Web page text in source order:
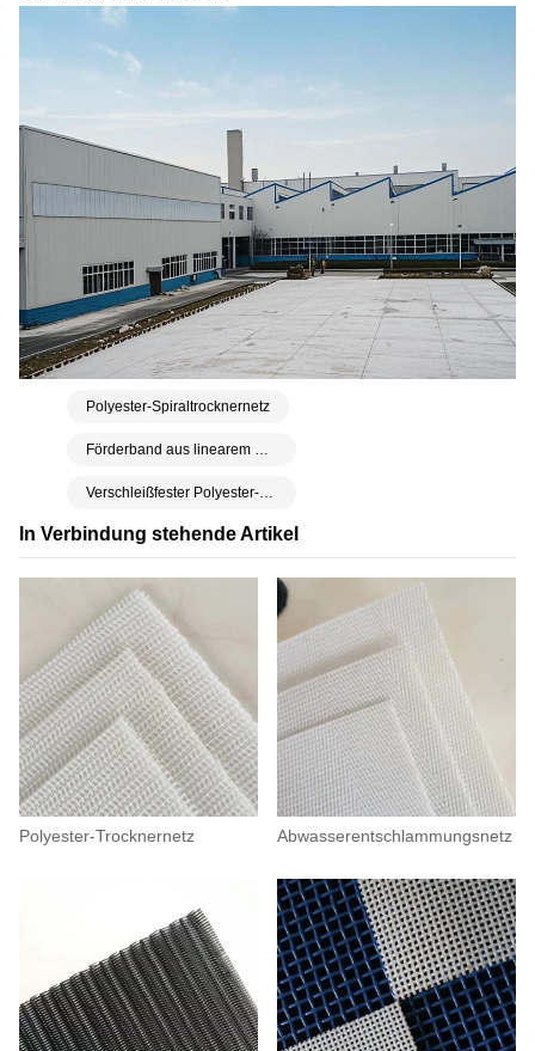
In Verbindung stehende Artikel
Polyester-Trocknernetz Abwasserentschlammungsnetz
Polyester-Spiraltrocknernetz
Förderband aus linearem Polyestersiebgewebe
Verschleißfester Polyester-Netzgürtel